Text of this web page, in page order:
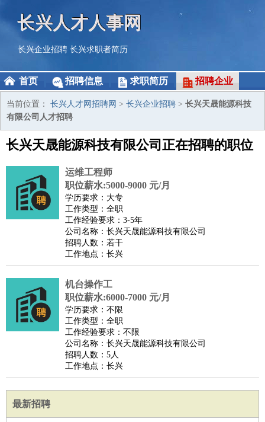
长兴人才人事网
长兴企业招聘 长兴求职者简历
首页 招聘信息 求职简历 招聘企业
当前位置： 长兴人才网招聘网 > 长兴企业招聘 > 长兴天晟能源科技
有限公司人才招聘
长兴天晟能源科技有限公司正在招聘的职位
运维工程师
职位薪水:5000-9000 元/月
学历要求：大专
工作类型：全职
工作经验要求：3-5年
公司名称：长兴天晟能源科技有限公司
招聘人数：若干
工作地点：长兴
机台操作工
职位薪水:6000-7000 元/月
学历要求：不限
工作类型：全职
工作经验要求：不限
公司名称：长兴天晟能源科技有限公司
招聘人数：5人
工作地点：长兴
最新招聘